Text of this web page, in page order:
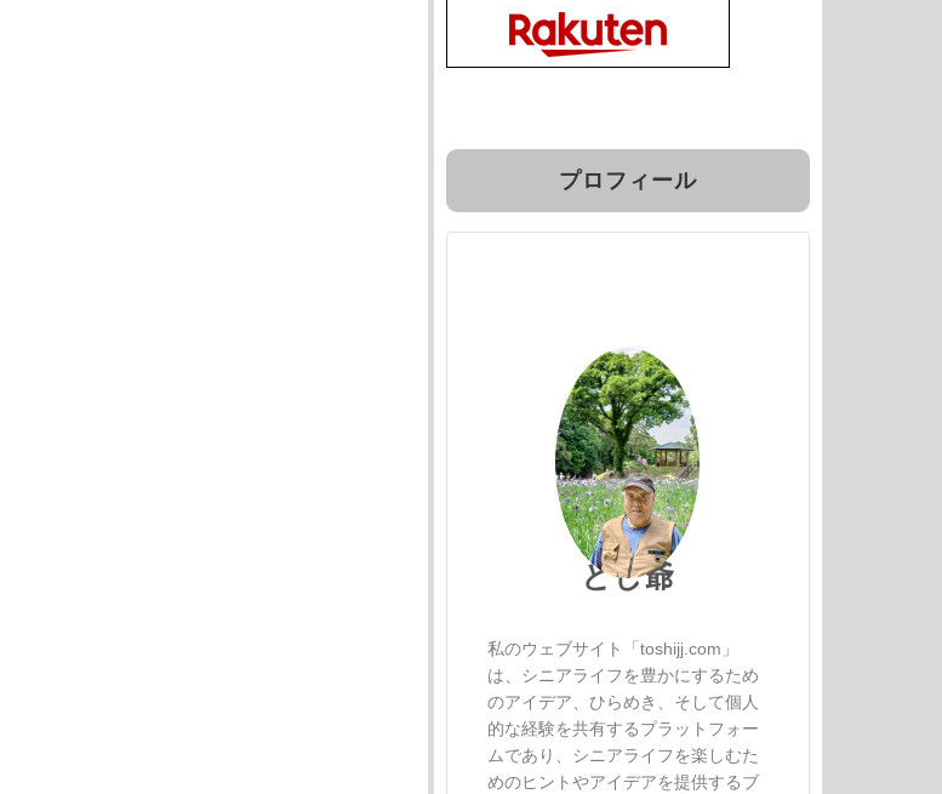
プロフィール
とし爺
私のウェブサイト「toshijj.com」
は、シニアライフを豊かにするため
のアイデア、ひらめき、そして個人
的な経験を共有するプラットフォー
ムであり、シニアライフを楽しむた
めのヒントやアイデアを提供するブ